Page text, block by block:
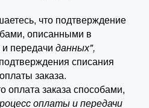
что подтверждение
описанными в
передачи данных",
списания
заказа.
оплата заказа способами,
оплаты и передачи